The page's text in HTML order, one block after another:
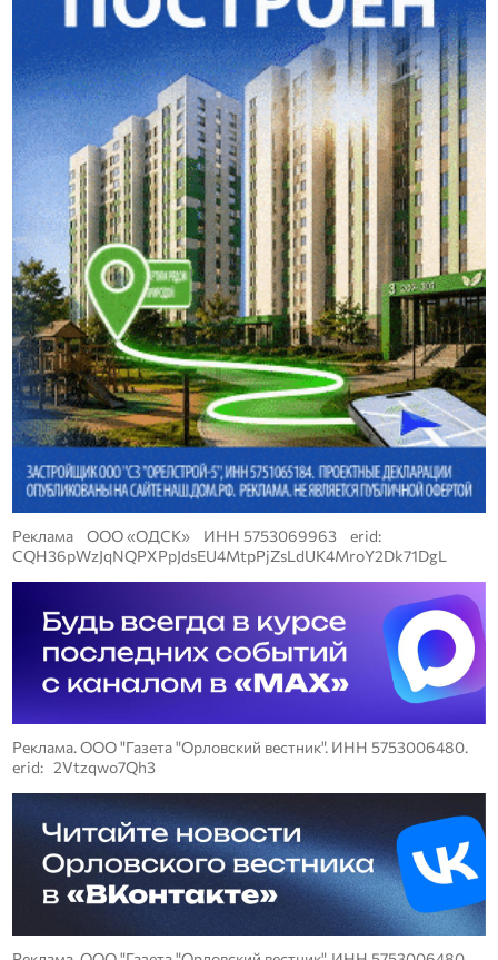
Реклама ООО «ОДСК» ИНН 5753069963 erid:
CQH36pWzJqNQPXPpJdsEU4MtpPjZsLdUK4MroY2Dk71DgL
Реклама. ООО "Газета "Орловский вестник". ИНН 5753006480.
erid: 2Vtzqwo7Qh3